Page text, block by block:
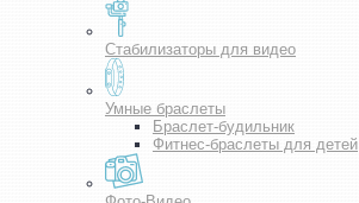
Стабилизаторы для видео
Умные браслеты
Браслет-будильник
Фитнес-браслеты для детей